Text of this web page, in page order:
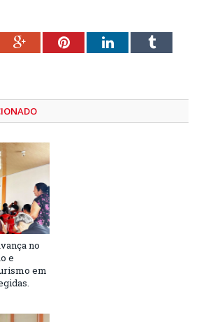
Google+PinterestLinkedInTumblr
no
e
em